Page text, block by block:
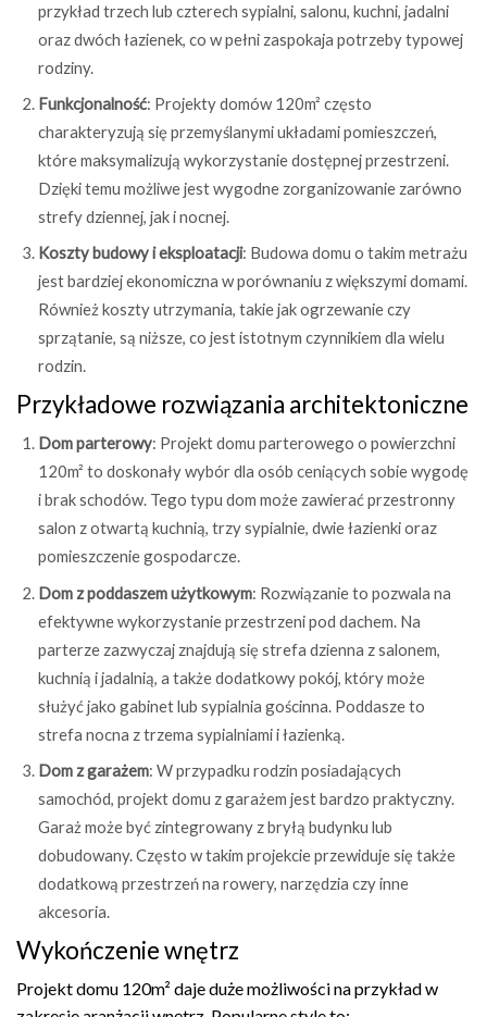
przykład trzech lub czterech sypialni, salonu, kuchni, jadalni
oraz dwóch łazienek, co w pełni zaspokaja potrzeby typowej
rodziny.
Funkcjonalność: Projekty domów 120m² często
charakteryzują się przemyślanymi układami pomieszczeń,
które maksymalizują wykorzystanie dostępnej przestrzeni.
Dzięki temu możliwe jest wygodne zorganizowanie zarówno
strefy dziennej, jak i nocnej.
Koszty budowy i eksploatacji: Budowa domu o takim metrażu
jest bardziej ekonomiczna w porównaniu z większymi domami.
Również koszty utrzymania, takie jak ogrzewanie czy
sprzątanie, są niższe, co jest istotnym czynnikiem dla wielu
rodzin.
Przykładowe rozwiązania architektoniczne
Dom parterowy: Projekt domu parterowego o powierzchni
120m² to doskonały wybór dla osób ceniących sobie wygodę
i brak schodów. Tego typu dom może zawierać przestronny
salon z otwartą kuchnią, trzy sypialnie, dwie łazienki oraz
pomieszczenie gospodarcze.
Dom z poddaszem użytkowym: Rozwiązanie to pozwala na
efektywne wykorzystanie przestrzeni pod dachem. Na
parterze zazwyczaj znajdują się strefa dzienna z salonem,
kuchnią i jadalnią, a także dodatkowy pokój, który może
służyć jako gabinet lub sypialnia gościnna. Poddasze to
strefa nocna z trzema sypialniami i łazienką.
Dom z garażem: W przypadku rodzin posiadających
samochód, projekt domu z garażem jest bardzo praktyczny.
Garaż może być zintegrowany z bryłą budynku lub
dobudowany. Często w takim projekcie przewiduje się także
dodatkową przestrzeń na rowery, narzędzia czy inne
akcesoria.
Wykończenie wnętrz
Projekt domu 120m² daje duże możliwości na przykład w